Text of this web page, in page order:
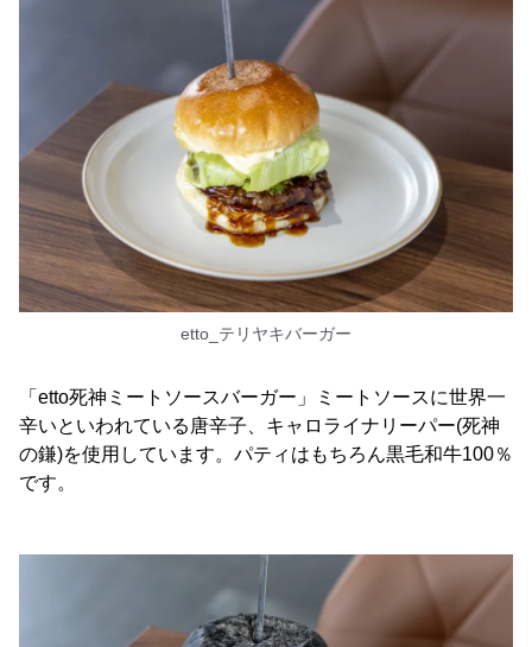
etto_テリヤキバーガー
「etto死神ミートソースバーガー」ミートソースに世界一
辛いといわれている唐辛子、キャロライナリーパー(死神
の鎌)を使用しています。パティはもちろん黒毛和牛100％
です。